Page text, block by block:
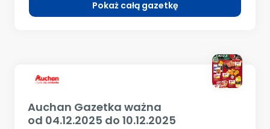
Pokaż całą gazetkę
Auchan Gazetka ważna
od 04.12.2025 do 10.12.2025